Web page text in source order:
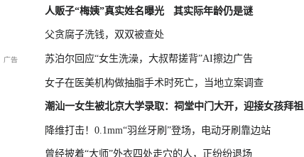
人贩子“梅姨”真实姓名曝光 其实际年龄仍是谜
父贪腐子洗钱，双双被查处
苏泊尔回应“女生洗澡，大叔帮搓背”AI擦边广告
女子在医美机构做抽脂手术时死亡，当地立案调查
潮汕一女生被北京大学录取：祠堂中门大开，迎接女孩拜祖
降维打击！0.1mm“羽丝牙刷”登场，电动牙刷靠边站
曾经披着“大师”外衣四处走穴的人，正纷纷退场